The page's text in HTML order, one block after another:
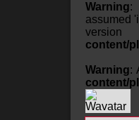
Warning:
assumed
content/
Warning:
content/